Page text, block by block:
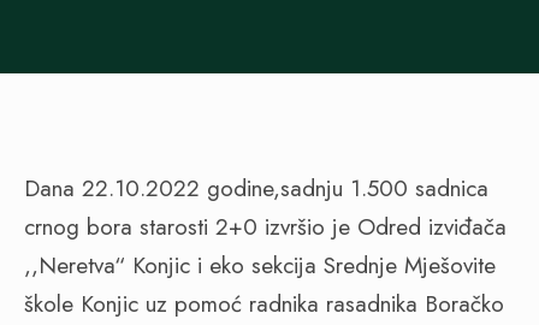
Dana 22.10.2022 godine,sadnju 1.500 sadnica
crnog bora starosti 2+0 izvršio je Odred izviđača
,,Neretva“ Konjic i eko sekcija Srednje Mješovite
škole Konjic uz pomoć radnika rasadnika Boračko